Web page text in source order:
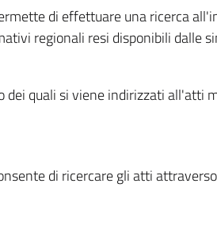
di effettuare una ricerca
regionali resi disponibili dalle
dei quali si viene indirizzati all'atti
di ricercare gli atti